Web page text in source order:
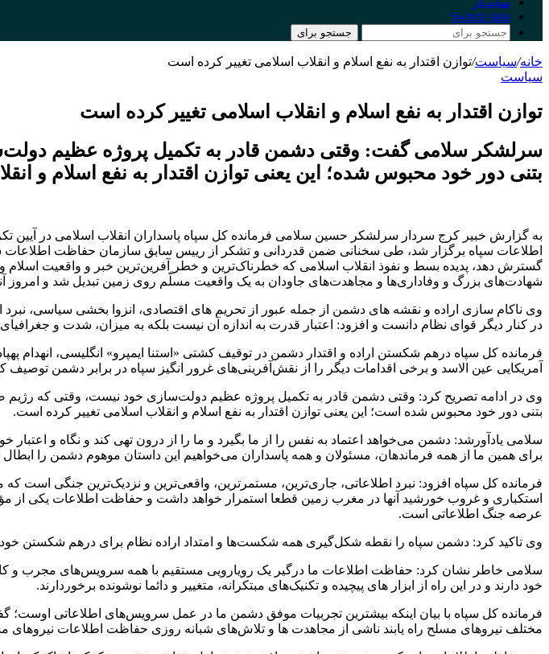
Switch skin
جستجو برای
خانه/سیاست/توازن اقتدار به نفع اسلام و انقلاب اسلامی تغییر کرده است
سیاست
توازن اقتدار به نفع اسلام و انقلاب اسلامی تغییر کرده است
سرلشکر سلامی گفت: وقتی دشمن قادر به تکمیل پروژه عظیم
بتنی دور خود محبوس شده؛ این یعنی توازن اقتدار به نفع اسلام و
به گزارش خبیر کرج سردار سرلشکر حسین سلامی فرمانده کل سپاه پاسداران انقلاب اسلامی در
اطلاعات سپاه برگزار شد، طی سخنانی ضمن قدردانی و تشکر از رییس سابق سازمان حفاظت اطلاعات
گسترش دهد، پدیده بسط و نفوذ انقلاب اسلامی که خطرناک‌ترین و خطر آفرین‌ترین خبر و واقعیت
شهادت‌های بزرگ و وفاداری‌ها و مجاهدت‌های جاودان به یک واقعیت مسلّم روی زمین تبدیل شد و امروز
وی ناکام سازی اراده و نقشه های دشمن از جمله عبور از تحریم های اقتصادی، انزوا بخشی سیاسی،
در کنار دیگر قوای نظام دانست و افزود: اعتبار قدرت به اندازه آن نیست بلکه به میزان، شدت و
فرمانده کل سپاه درهم شکستن اراده و اقتدار دشمن در توقیف کشتی «استنا ایمپرو» انگلیسی، انهدام
آمریکایی عین الاسد و برخی اقدامات دیگر را از نقش‌آفرینی‌های غرور انگیز سپاه در برابر دشمن توصیف
وی در ادامه تصریح کرد: وقتی دشمن قادر به تکمیل پروژه عظیم دولت‌سازی خود نیست، وقتی که رژیم
بتنی دور خود محبوس شده است؛ این یعنی توازن اقتدار به نفع اسلام و انقلاب اسلامی تغییر کرده است.
سلامی یادآورشد: دشمن می‌خواهد اعتماد به نفس را از ما بگیرد و ما را از درون تهی کند و نگاه و
برای همین ما از همه فرماندهان، مسئولان و همه پاسداران می‌خواهیم این داستان موهوم دشمن را ابطال
فرمانده کل سپاه افزود: نبرد اطلاعاتی، جاری‌ترین، مستمرترین، واقعی‌ترین و نزدیک‌ترین جنگی است
استکباری و غروب خورشید آنها در مغرب زمین قطعا استمرار خواهد داشت و حفاظت اطلاعات یکی از
عرصه جنگ اطلاعاتی است.
وی تاکید کرد: دشمن سپاه را نقطه شکل‌گیری همه شکست‌ها و امتداد اراده نظام برای درهم شکستن
سلامی خاطر نشان کرد: حفاظت اطلاعات ما درگیر یک رویارویی مستقیم با همه سرویس‌های مجرب و
خود دارند و در این راه از ابزار های پیچیده و تکنیک‌های مبتکرانه، متغییر و دائما نوشونده برخوردارند.
فرمانده کل سپاه با بیان اینکه بیشترین تجربیات موفق دشمن ما در عمل سرویس‌های اطلاعاتی اوست؛
مختلف نیروهای مسلح راه یابند ناشی از مجاهدت ها و تلاش‌های شبانه روزی حفاظت اطلاعات